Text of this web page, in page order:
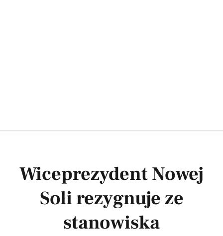
Wiceprezydent Nowej
Soli rezygnuje ze
stanowiska